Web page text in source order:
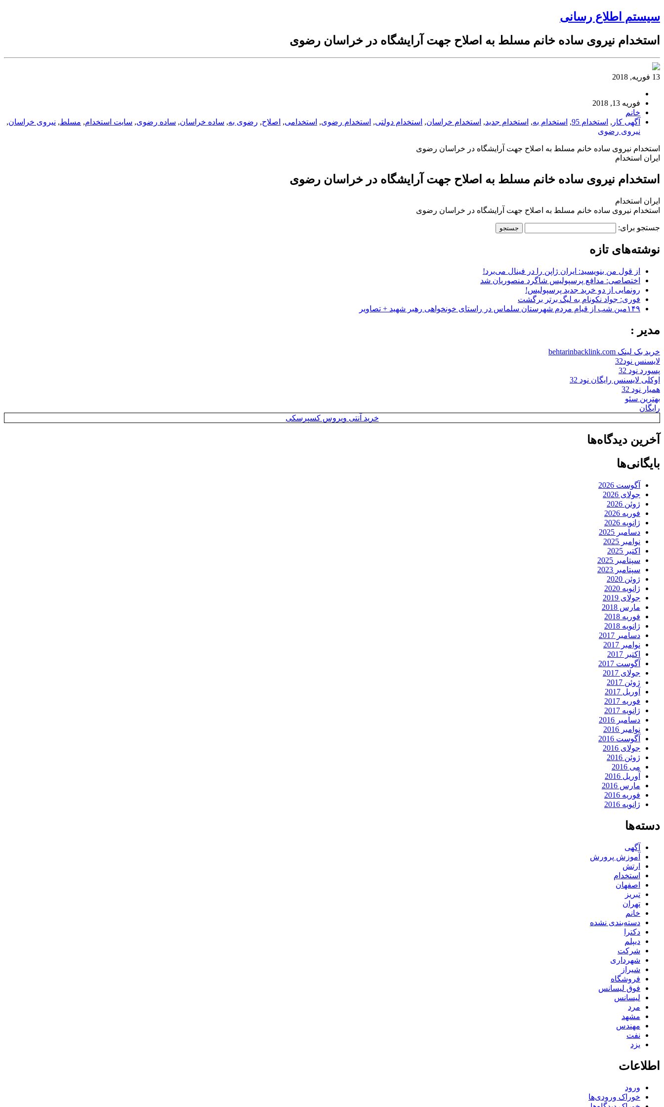
سیستم اطلاع رسانی
استخدام نیروی ساده خانم مسلط به اصلاح جهت آرایشگاه در خراسان رضوی
13 فوریه, 2018
فوریه 13, 2018
خانم
آگهی کار , استخدام 95 , استخدام به, استخدام جدید, استخدام خراسان, استخدام دولتی, استخدام رضوی, استخدامی, اصلاح, رضوی به, ساده خراسان, ساده رضوی, سایت استخدام, مسلط, نیروی خراسان,
نیروی رضوی
استخدام نیروی ساده خانم مسلط به اصلاح جهت آرایشگاه در خراسان رضوی
ایران استخدام
استخدام نیروی ساده خانم مسلط به اصلاح جهت آرایشگاه در خراسان رضوی
ایران استخدام
استخدام نیروی ساده خانم مسلط به اصلاح جهت آرایشگاه در خراسان رضوی
جستجو برای:
نوشته‌های تازه
از قول من بنویسید: ایران ژاپن را در فینال می‌برد!
اختصاصی: مدافع پرسپولیس شاگرد منصوریان شد
رونمایی از دو خرید جدید پرسپولیس!
فوری: جواد نکونام به لیگ برتر برگشت
۱۴۹مین شب از قیام مردم شهرستان سلماس در راستای خونخواهی رهبر شهید + تصاویر
مدیر :
خرید بک لینک behtarinbacklink.com
لایسنس نود32
پسورد نود 32
اوکلی لایسنس رایگان نود 32
همیار نود 32
بهترین سئو
رایگان
خرید آنتی ویروس کسپرسکی
آخرین دیدگاه‌ها
بایگانی‌ها
آگوست 2026
جولای 2026
ژوئن 2026
فوریه 2026
ژانویه 2026
دسامبر 2025
نوامبر 2025
اکتبر 2025
سپتامبر 2025
سپتامبر 2023
ژوئن 2020
ژانویه 2020
جولای 2019
مارس 2018
فوریه 2018
ژانویه 2018
دسامبر 2017
نوامبر 2017
اکتبر 2017
آگوست 2017
جولای 2017
ژوئن 2017
آوریل 2017
فوریه 2017
ژانویه 2017
دسامبر 2016
نوامبر 2016
آگوست 2016
جولای 2016
ژوئن 2016
می 2016
آوریل 2016
مارس 2016
فوریه 2016
ژانویه 2016
دسته‌ها
آگهی
آموزش پرورش
ارتش
استخدام
اصفهان
تبریز
تهران
خانم
دسته‌بندی نشده
دکترا
دیپلم
شرکت
شهرداری
شیراز
فروشگاه
فوق لیسانس
لیسانس
مرد
مشهد
مهندس
نفت
یزد
اطلاعات
ورود
خوراک ورودی‌ها